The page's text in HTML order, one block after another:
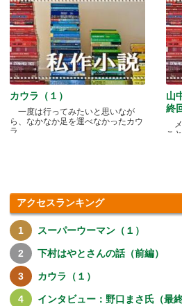
カウラ（１）
一度は行ってみたいと思いなが
ら、なかなか足を運べなかったカウ
ラ.....
山
終
メ
こ
アクセスランキング
スーパーウーマン（１）
下村はやとさんの話（前編）
カウラ（１）
インタビュー：野口まさ氏（最終